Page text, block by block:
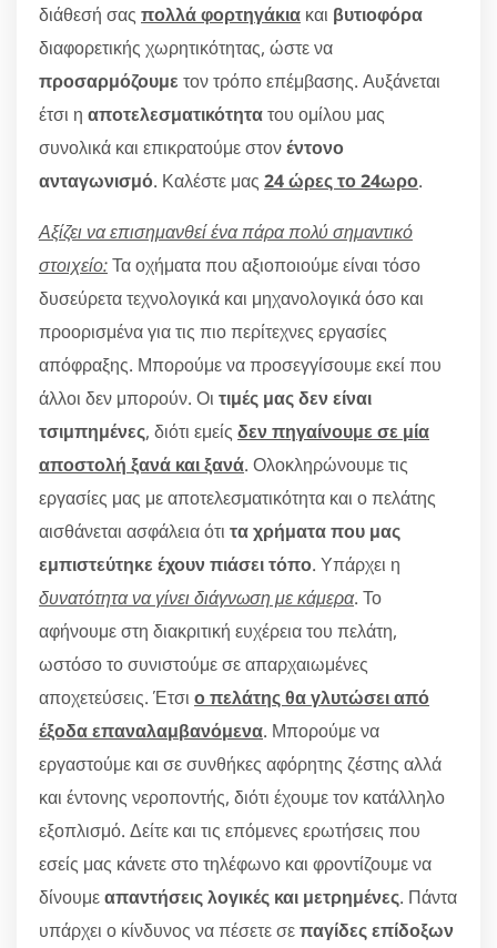
διάθεσή σας πολλά φορτηγάκια και βυτιοφόρα
διαφορετικής χωρητικότητας, ώστε να
προσαρμόζουμε τον τρόπο επέμβασης. Αυξάνεται
έτσι η αποτελεσματικότητατου ομίλου μας
συνολικά και επικρατούμε στονέντονο
ανταγωνισμό. Καλέστε μας 24 ώρες το 24ωρο.
Αξίζει να επισημανθεί ένα πάρα πολύ σημαντικό
στοιχείο:Τα οχήματα που αξιοποιούμε είναι τόσο
δυσεύρετα τεχνολογικά και μηχανολογικά όσο και
προορισμένα για τις πιο περίτεχνες εργασίες
απόφραξης. Μπορούμε να προσεγγίσουμε εκεί που
άλλοι δεν μπορούν. Οι τιμές μας δεν είναι
τσιμπημένες, διότι εμείς δεν πηγαίνουμε σε μία
αποστολή ξανά και ξανά. Ολοκληρώνουμε τις
εργασίες μας με αποτελεσματικότητα και ο πελάτης
αισθάνεται ασφάλεια ότι τα χρήματα που μας
εμπιστεύτηκε έχουν πιάσει τόπο. Υπάρχει η
δυνατότητα να γίνει διάγνωση με κάμερα. Το
αφήνουμε στη διακριτική ευχέρεια του πελάτη,
ωστόσο το συνιστούμε σε απαρχαιωμένες
αποχετεύσεις. Έτσι ο πελάτης θα γλυτώσει από
έξοδα επαναλαμβανόμενα. Μπορούμε να
εργαστούμε και σε συνθήκες αφόρητης ζέστης αλλά
και έντονης νεροποντής, διότι έχουμε τον κατάλληλο
εξοπλισμό. Δείτε και τις επόμενες ερωτήσεις που
εσείς μας κάνετε στο τηλέφωνο και φροντίζουμε να
δίνουμεαπαντήσεις λογικές και μετρημένες. Πάντα
υπάρχει ο κίνδυνος να πέσετε σεπαγίδες επίδοξων